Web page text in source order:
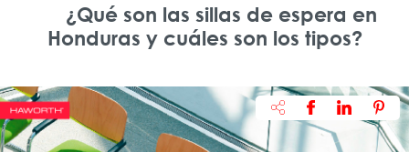
¿Qué son las sillas de espera en
Honduras y cuáles son los tipos?